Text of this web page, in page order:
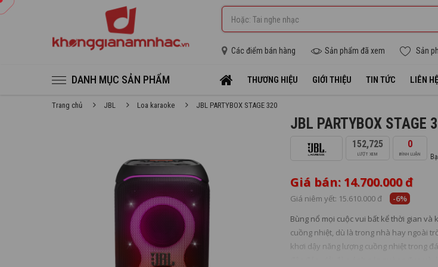
Các điểm bán hàng Sản phẩm đã xem Sản
DANH MỤC SẢN PHẨM THƯƠNG HIỆU GIỚI THIỆU TIN TỨC LIÊN HỆ
Trang chủ JBL Loa karaoke JBL PARTYBOX STAGE 320
JBL PARTYBOX STAGE
152,725
LƯỢT XEM
0
BÌNH LUẬN
Giá bán: 14.700.000 đ
Giá niêm yết: 15.610.000 đ
-6%
Bùng nổ mọi cuộc vui bất kể thời gian và
cuồng nhiệt, dù là trong nhà hay ngoài
khơi dậy năng lượng cuồng nhiệt trong